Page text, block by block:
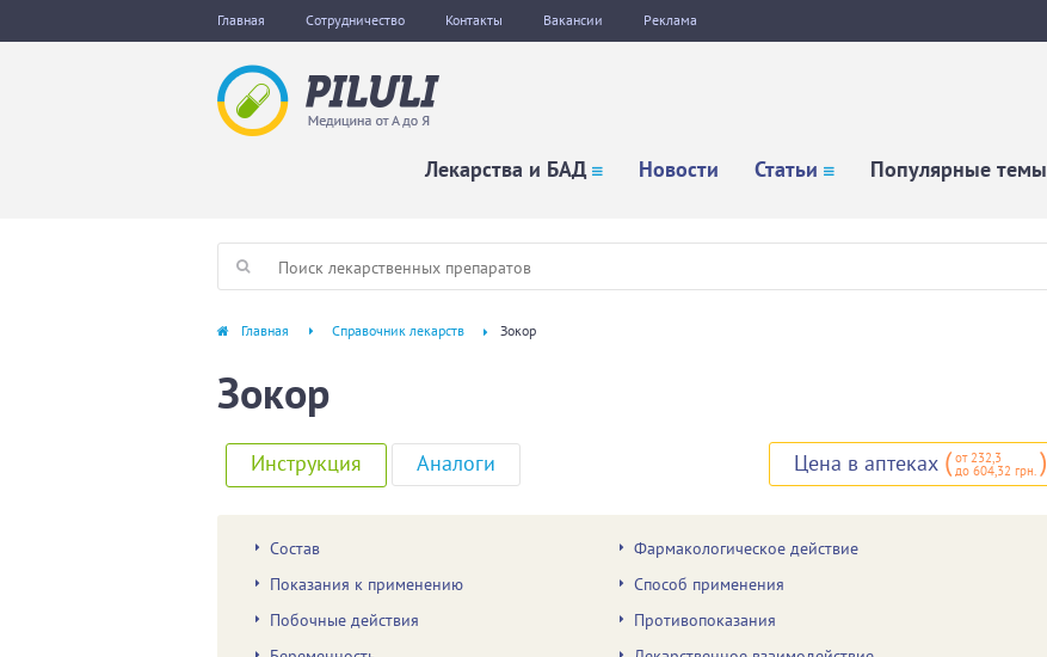
Главная Сотрудничество Контакты Вакансии Реклама
Лекарства и БАД Новости Статьи Популярные темы
Главная Справочник лекарств Зокор
Зокор
Инструкция Аналоги Цена в аптеках ( от 232,3
до 604,32 грн. )
Состав
Фармакологическое действие
Показания к применению
Способ применения
Побочные действия
Противопоказания